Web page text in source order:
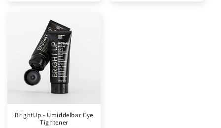
BrightUp - Umiddelbar Eye
Tightener